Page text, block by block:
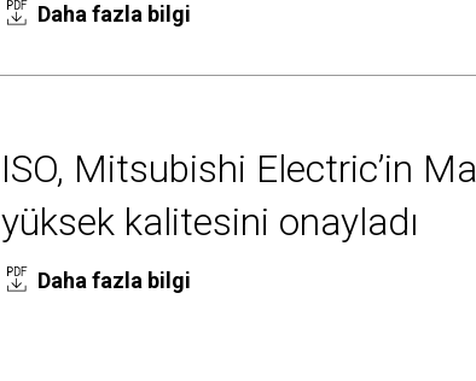
Daha fazla bilgi
ISO, Mitsubishi Electric’in
yüksek kalitesini onayladı
Daha fazla bilgi